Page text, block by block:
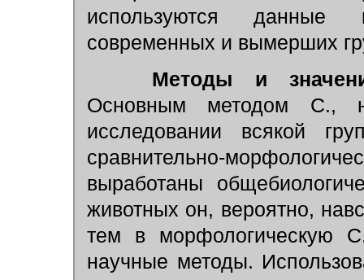
используются данные
современных и вымерших
Методы и
Основным методом С.,
исследовании всякой
сравнительно-
выработаны
животных он, вероятно,
тем в морфологическую
научные методы.